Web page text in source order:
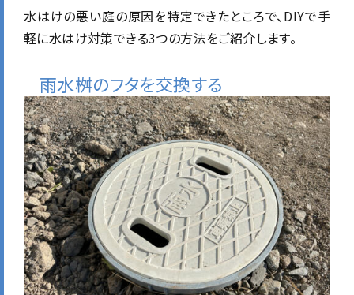
水はけの悪い庭の原因を特定できたところで、DIYで手
軽に水はけ対策できる3つの方法をご紹介します。
雨水桝のフタを交換する